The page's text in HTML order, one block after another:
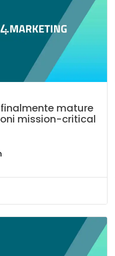
mature
mission-critical